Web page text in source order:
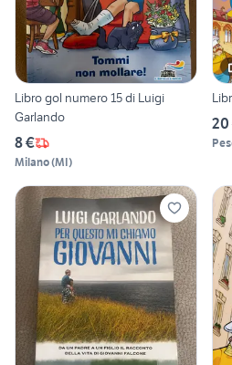
Libro gol numero 15 di Luigi
Garlando
8 €
Milano(MI)
20